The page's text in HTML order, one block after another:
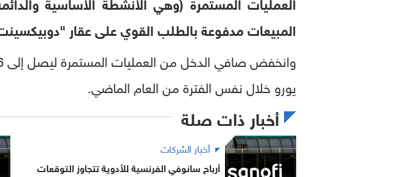
المبيعات مدفوعة بالطلب القوي على عقار
يورو خلال نفس الفترة من العام الماضي.
أخبار ذات صلة
أخبار الشركات
أرباح سانوفي الفرنسية للأدوية تتجاوز التوقعات